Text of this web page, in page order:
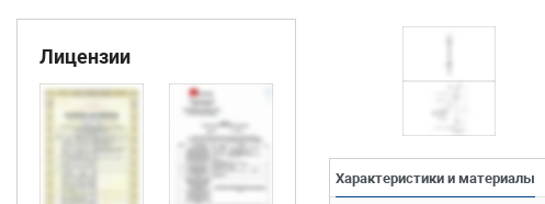
Лицензии
Характеристики и материалы